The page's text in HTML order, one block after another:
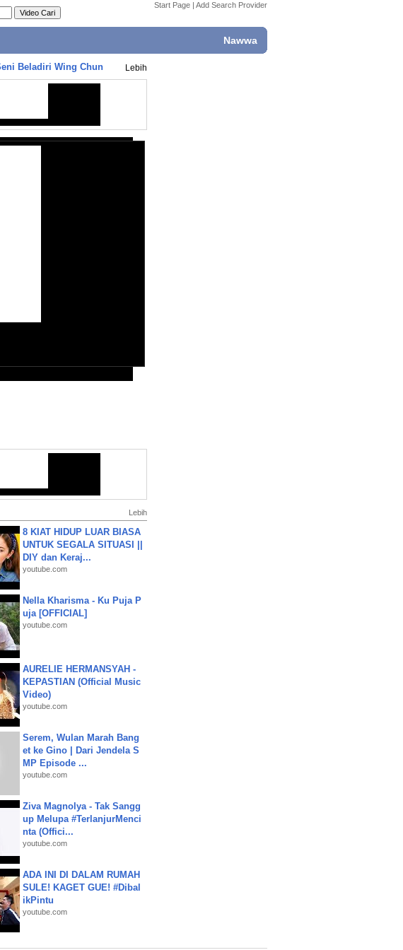
Start Page | Add Search Provider
Nawwa
Beladiri Wing Chun Lebih
Lebih
8 KIAT HIDUP LUAR BIASA
UNTUK SEGALA SITUASI ||
DIY dan Keraj...
youtube.com
Nella Kharisma - Ku Puja P
uja [OFFICIAL]
youtube.com
AURELIE HERMANSYAH -
KEPASTIAN (Official Music
Video)
youtube.com
Serem, Wulan Marah Bang
et ke Gino | Dari Jendela S
MP Episode ...
youtube.com
Ziva Magnolya - Tak Sangg
up Melupa #TerlanjurMenci
nta (Offici...
youtube.com
ADA INI DI DALAM RUMAH
SULE! KAGET GUE! #Dibal
ikPintu
youtube.com